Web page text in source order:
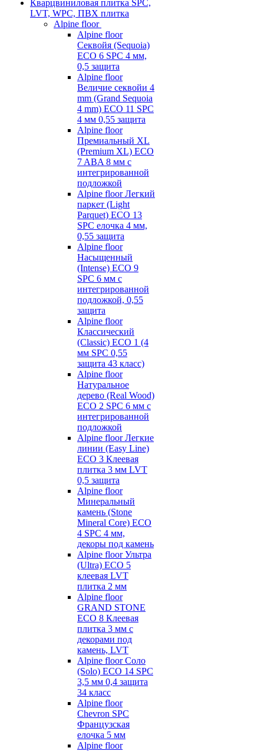
Кварцвиниловая плитка SPC,
LVT, WPC, ПВХ плитка
Alpine floor
Alpine floor
Секвойя (Sequoia)
ECO 6 SPC 4 мм,
0,5 защита
Alpine floor
Величие секвойи 4
mm (Grand Sequoia
4 mm) ECO 11 SPC
4 мм 0,55 защита
Alpine floor
Премиальный XL
(Premium XL) ECO
7 ABA 8 мм с
интегрированной
подложкой
Alpine floor Легкий
паркет (Light
Parquet) ECO 13
SPC елочка 4 мм,
0,55 защита
Alpine floor
Насыщенный
(Intense) ECO 9
SPC 6 мм с
интегрированной
подложкой, 0,55
защита
Alpine floor
Классический
(Classic) ECO 1 (4
мм SPC 0,55
защита 43 класс)
Alpine floor
Натуральное
дерево (Real Wood)
ECO 2 SPC 6 мм с
интегрированной
подложкой
Alpine floor Легкие
линии (Easy Line)
ECO 3 Клеевая
плитка 3 мм LVT
0,5 защита
Alpine floor
Минеральный
камень (Stone
Mineral Core) ECO
4 SPC 4 мм,
декоры под камень
Alpine floor Ультра
(Ultra) ECO 5
клеевая LVT
плитка 2 мм
Alpine floor
GRAND STONE
ECO 8 Клеевая
плитка 3 мм с
декорами под
камень, LVT
Alpine floor Соло
(Solo) ECO 14 SPC
3,5 мм 0,4 защита
34 класс
Alpine floor
Chevron SPC
Французская
елочка 5 мм
Alpine floor